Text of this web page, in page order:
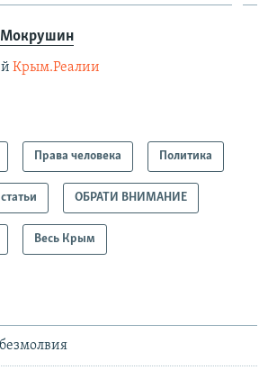
Мокрушин
Крым.Реалии
Права человека Политика
ОБРАТИ ВНИМАНИЕ
Весь Крым